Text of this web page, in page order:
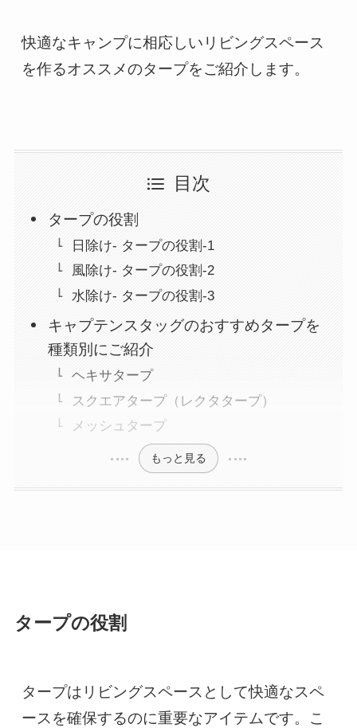
快適なキャンプに相応しいリビングスペース
を作るオススメのタープをご紹介します。
目次
タープの役割
日除け- タープの役割-1
風除け- タープの役割-2
水除け- タープの役割-3
キャプテンスタッグのおすすめタープを
種類別にご紹介
ヘキサタープ
スクエアタープ（レクタタープ）
メッシュタープ
もっと見る
タープの役割
タープはリビングスペースとして快適なスペ
ースを確保するのに重要なアイテムです。こ